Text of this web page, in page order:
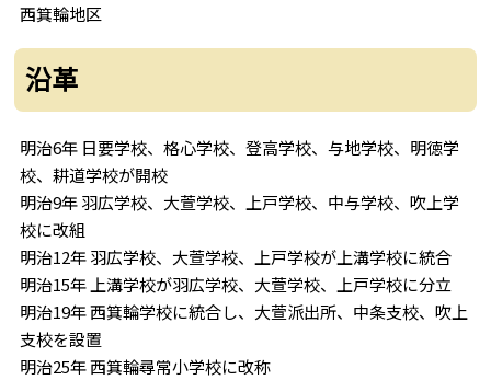
西箕輪地区
沿革
明治6年 日要学校、格心学校、登高学校、与地学校、明徳学
校、耕道学校が開校
明治9年 羽広学校、大萱学校、上戸学校、中与学校、吹上学
校に改組
明治12年 羽広学校、大萱学校、上戸学校が上溝学校に統合
明治15年 上溝学校が羽広学校、大萱学校、上戸学校に分立
明治19年 西箕輪学校に統合し、大萱派出所、中条支校、吹上
支校を設置
明治25年 西箕輪尋常小学校に改称